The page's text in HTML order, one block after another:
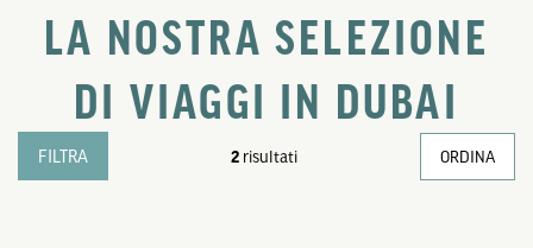
LA NOSTRA SELEZIONE
DI VIAGGI IN DUBAI
FILTRA 2 risultati ORDINA